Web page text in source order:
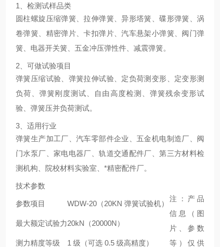
1、检测试样品类
圆柱螺旋压缩弹簧、拉伸弹簧、异形塔簧、碟形弹簧、涡
卷弹簧、精密弹片、卡扣弹片、汽车悬架小弹簧、阀门弹
簧、电器开关簧、五金冲压弹性件、减震弹簧。
2、可做试验项目
弹簧压缩试验、弹簧拉伸试验、定负荷测变形、定变形测
负荷、弹簧刚度测试、自由高度检测、弹簧残余变形试
验、弹簧压并负荷测试。
3、适用行业
弹簧生产加工厂、汽车零部件企业、五金机电制造厂、阀
门水泵厂、家电电器厂、轨道交通配件厂、第三方材料检
测机构、院校材料实验室、*精密配件厂。
技术参数
参数项目 WDW-20（20KN 弹簧试验机）
最大额定试验力20kN（20000N）
测力精度等级 1 级（可选 0.5 级高精度）
注：产品
信息（图
片、参数
等）仅供